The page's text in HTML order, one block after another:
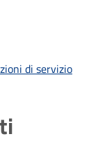
di servizio